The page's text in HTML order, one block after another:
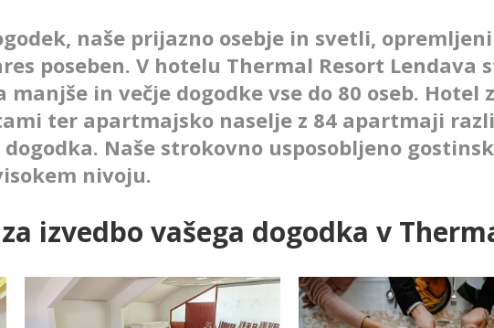
naše prijazno osebje in svetli,
poseben. V hotelu Thermal Resort Lendava
in večje dogodke vse do 80 oseb. Hotel
ter apartmajsko naselje z 84 apartmaji
Naše strokovno usposobljeno
nivoju.
izvedbo vašega dogodka v